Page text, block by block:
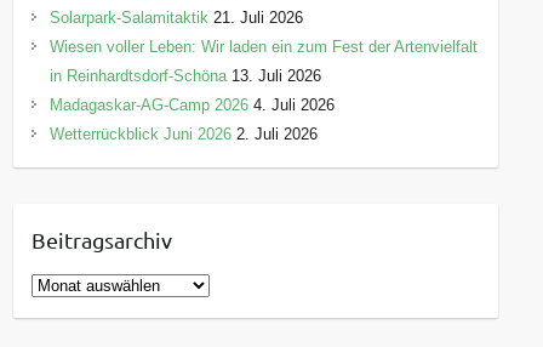
Solarpark-Salamitaktik 21. Juli 2026
Wiesen voller Leben: Wir laden ein zum Fest der Artenvielfalt
in Reinhardtsdorf-Schöna 13. Juli 2026
Madagaskar-AG-Camp 2026 4. Juli 2026
Wetterrückblick Juni 2026 2. Juli 2026
Beitragsarchiv
B
e